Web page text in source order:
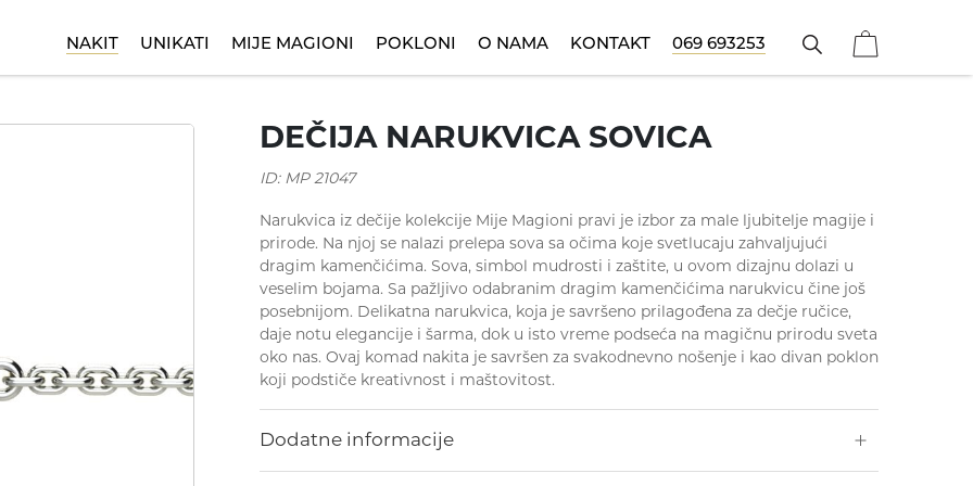
NAKIT
Minđuše Ogrlice
UNIKATI
Kinetik
MIJE MAGIONI
Dečije narukvice
POKLONI
rođendan Poklon za krštenje
O NAMA KONTAKT 069 693253
DEČIJA NARUKVICA SOVICA
Narukvica iz dečije kolekcije Mije Magioni pravi je izbor za male ljubitelje magije i
prirode. Na njoj se nalazi prelepa sova sa očima koje svetlucaju zahvaljujući
dragim kamenčićima. Sova, simbol mudrosti i zaštite, u ovom dizajnu dolazi u
veselim bojama. Sa pažljivo odabranim dragim kamenčićima narukvicu čine još
posebnijom. Delikatna narukvica, koja je savršeno prilagođena za dečje ručice,
daje notu elegancije i šarma, dok u isto vreme podseća na magičnu prirodu sveta
oko nas. Ovaj komad nakita je savršen za svakodnevno nošenje i kao divan poklon
koji podstiče kreativnost i maštovitost.
Dodatne informacije
ID: MP 21047